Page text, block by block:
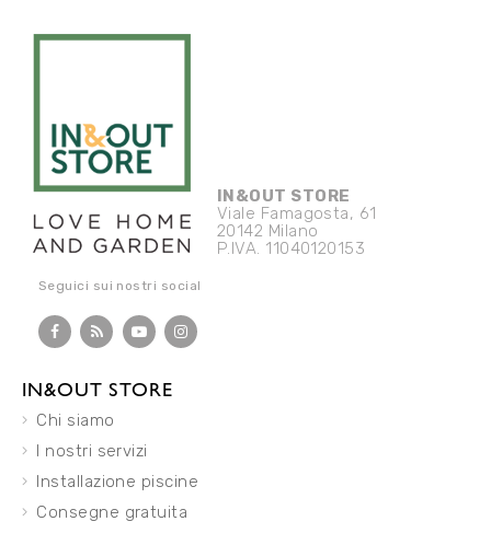
IN&OUT STORE
Viale Famagosta, 61
20142 Milano
P.IVA. 11040120153
Seguici sui nostri social
IN&OUT STORE
Chi siamo
I nostri servizi
Installazione piscine
Consegne gratuita